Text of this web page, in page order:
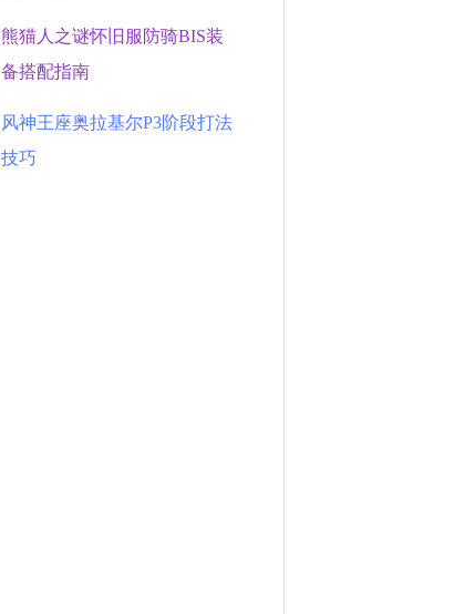
熊猫人之谜怀旧服防骑BIS装
备搭配指南
风神王座奥拉基尔P3阶段打法
技巧